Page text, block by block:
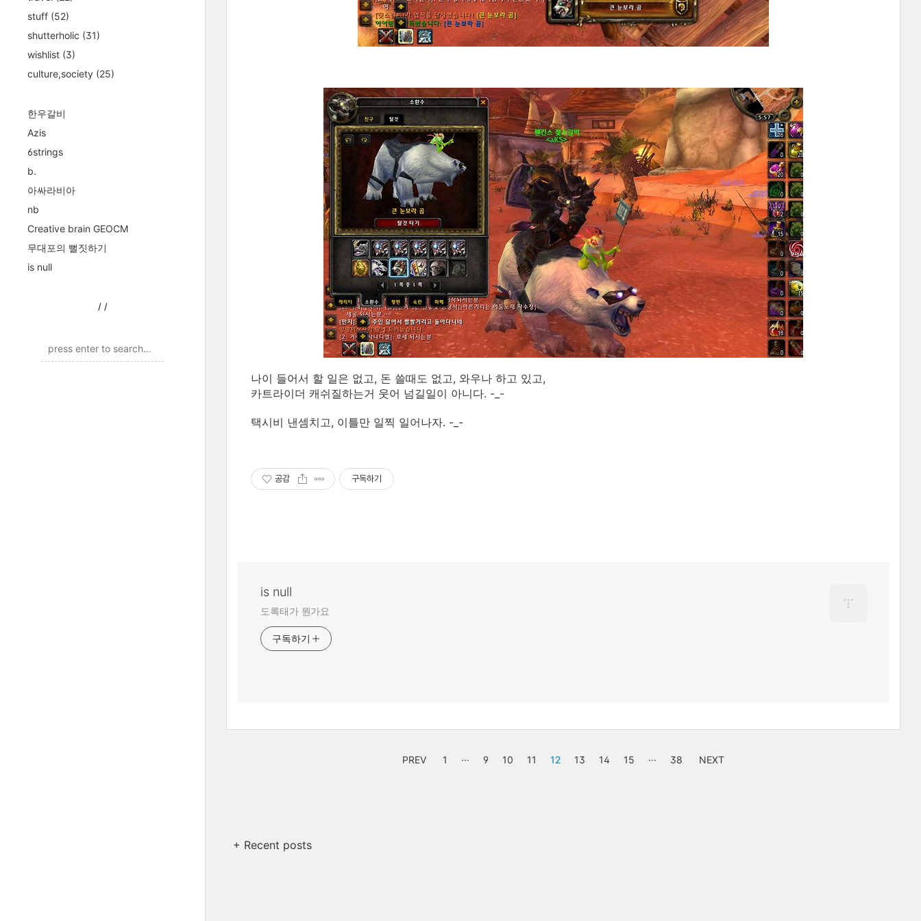
stuff (52)
shutterholic (31)
wishlist (3)
culture,society (25)
한우갈비
Azis
6strings
b.
아싸라비아
nb
Creative brain GEOCM
무대포의 뻘짓하기
is null
/ /
나이 들어서 할 일은 없고, 돈 쓸때도 없고, 와우나 하고 있고,
카트라이더 캐쉬질하는거 웃어 넘길일이 아니다. -_-
택시비 낸셈치고, 이틀만 일찍 일어나자. -_-
공감 구독하기
is null
도록태가 뭔가요
구독하기
PREV 1 ··· 9 10 11 12 13 14 15 ··· 38 NEXT
+ Recent posts